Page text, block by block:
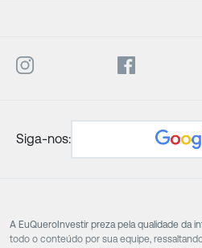
Siga-nos:
A EuQueroInvestir preza pela qualidade da
todo o conteúdo por sua equipe,